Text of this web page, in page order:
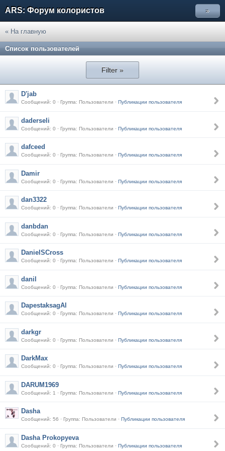
ARS: Форум колористов »
« На главную
Список пользователей
Filter »
D'jab
Сообщений: 0 · Группа: Пользователи · Публикации пользователя
daderseli
Сообщений: 0 · Группа: Пользователи · Публикации пользователя
dafceed
Сообщений: 0 · Группа: Пользователи · Публикации пользователя
Damir
Сообщений: 0 · Группа: Пользователи · Публикации пользователя
dan3322
Сообщений: 0 · Группа: Пользователи · Публикации пользователя
danbdan
Сообщений: 0 · Группа: Пользователи · Публикации пользователя
DanielSCross
Сообщений: 0 · Группа: Пользователи · Публикации пользователя
danil
Сообщений: 0 · Группа: Пользователи · Публикации пользователя
DapestaksagAl
Сообщений: 0 · Группа: Пользователи · Публикации пользователя
darkgr
Сообщений: 0 · Группа: Пользователи · Публикации пользователя
DarkMax
Сообщений: 0 · Группа: Пользователи · Публикации пользователя
DARUM1969
Сообщений: 1 · Группа: Пользователи · Публикации пользователя
Dasha
Сообщений: 56 · Группа: Пользователи · Публикации пользователя
Dasha Prokopyeva
Сообщений: 0 · Группа: Пользователи · Публикации пользователя